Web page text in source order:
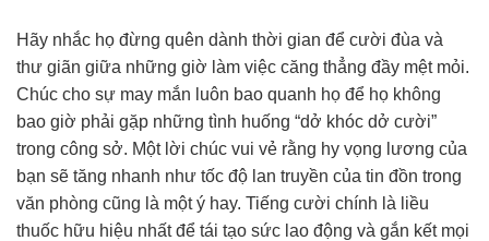
Hãy nhắc họ đừng quên dành thời gian để cười đùa và
thư giãn giữa những giờ làm việc căng thẳng đầy mệt mỏi.
Chúc cho sự may mắn luôn bao quanh họ để họ không
bao giờ phải gặp những tình huống “dở khóc dở cười”
trong công sở. Một lời chúc vui vẻ rằng hy vọng lương của
bạn sẽ tăng nhanh như tốc độ lan truyền của tin đồn trong
văn phòng cũng là một ý hay. Tiếng cười chính là liều
thuốc hữu hiệu nhất để tái tạo sức lao động và gắn kết mọi